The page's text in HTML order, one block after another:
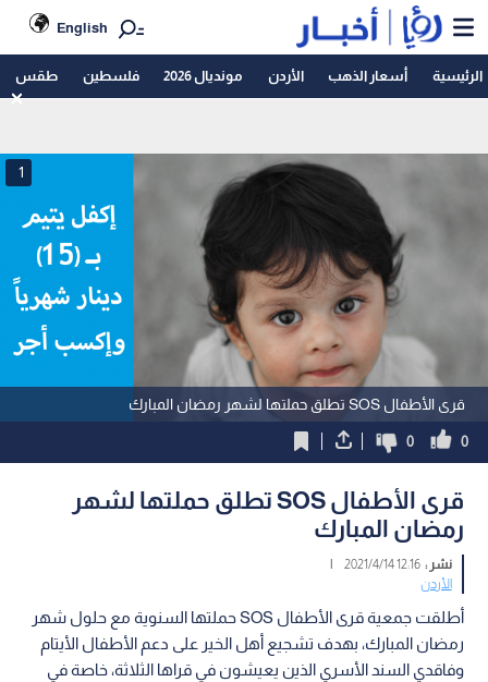
English
الرئيسية أسعار الذهب الأردن مونديال 2026 فلسطين طقس
قرى الأطفال SOS تطلق حملتها لشهر رمضان المبارك
1
0
0
قرى الأطفال SOS تطلق حملتها لشهر
رمضان المبارك
نشر :12:16 2021/4/14
|
الأردن
أطلقت جمعية قرى الأطفال SOS حملتها السنوية مع حلول شهر
رمضان المبارك، بهدف تشجيع أهل الخير على دعم الأطفال الأيتام
وفاقدي السند الأسري الذين يعيشون في قراها الثلاثة، خاصة في